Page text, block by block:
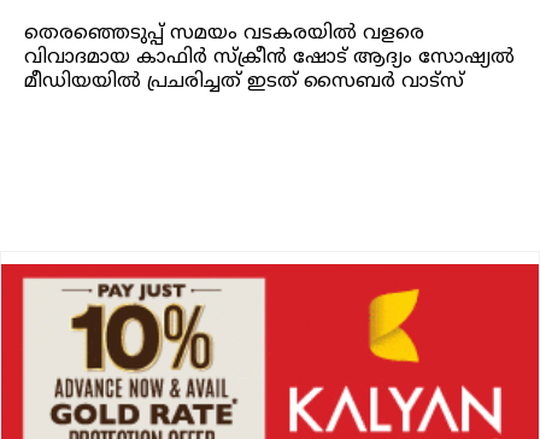
തെരഞ്ഞെടുപ്പ് സമയം വടകരയിൽ വളരെ
വിവാദമായ കാഫിർ സ്ക്രീൻ ഷോട് ആദ്യം സോഷ്യൽ
മീഡിയയിൽ പ്രചരിച്ചത് ഇടത് സൈബർ വാട്സ്